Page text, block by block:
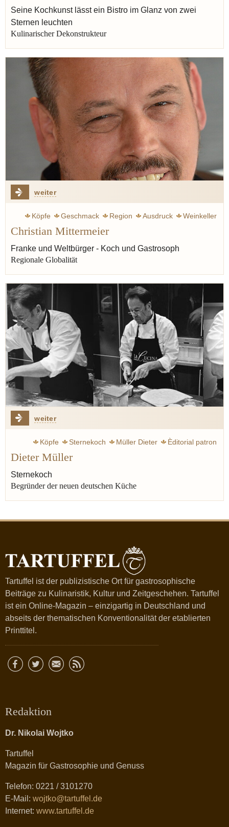
Seine Kochkunst lässt ein Bistro im Glanz von zwei
Sternen leuchten
Kulinarischer Dekonstrukteur
weiter
Köpfe Geschmack Region Ausdruck Weinkeller
Christian Mittermeier
Franke und Weltbürger - Koch und Gastrosoph
Regionale Globalität
weiter
Köpfe Sternekoch Müller Dieter
Èditorial patron
Dieter Müller
Sternekoch
Begründer der neuen deutschen Küche
Tartuffel ist der publizistische Ort für gastrosophische
Beiträge zu Kulinaristik, Kultur und Zeitgeschehen. Tartuffel
ist ein Online-Magazin – einzigartig in Deutschland und
abseits der thematischen Konventionalität der etablierten
Printtitel.
Redaktion
Dr. Nikolai Wojtko
Tartuffel
Magazin für Gastrosophie und Genuss
Telefon: 0221 / 3101270
E-Mail: wojtko@tartuffel.de
Internet: www.tartuffel.de